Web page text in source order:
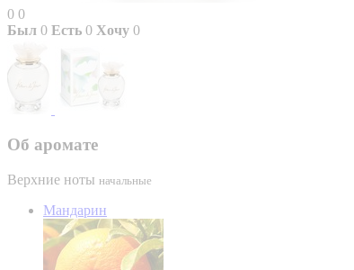
0 0
Был 0 Есть 0 Хочу 0
Об аромате
Верхние ноты начальные
Мандарин